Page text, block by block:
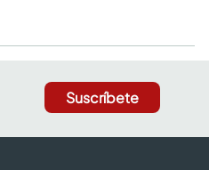
Suscríbete